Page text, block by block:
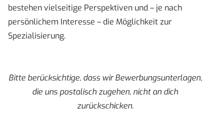
bestehen vielseitige Perspektiven und – je nach
persönlichem Interesse – die Möglichkeit zur
Spezialisierung.
Bitte berücksichtige, dass wir Bewerbungsunterlagen,
die uns postalisch zugehen, nicht an dich
zurückschicken.